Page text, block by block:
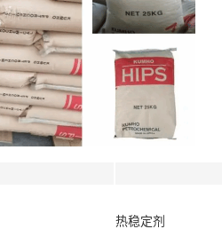
热稳定剂